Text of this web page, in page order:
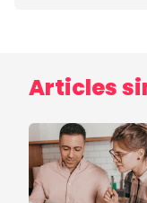
Articles